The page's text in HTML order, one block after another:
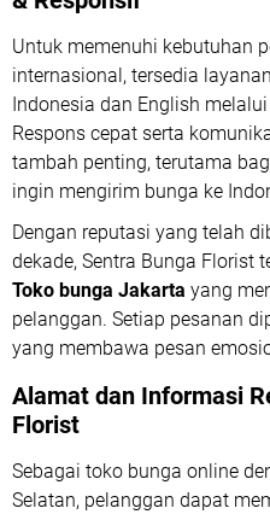
Untuk memenuhi kebutuhan
internasional, tersedia
Indonesia dan English
Respons cepat serta
tambah penting, terutama
ingin mengirim bunga ke
Dengan reputasi yang telah
dekade, Sentra Bunga Florist
Toko bunga Jakarta yang
pelanggan. Setiap pesanan
yang membawa pesan
Alamat dan Informasi
Florist
Sebagai toko bunga online
Selatan, pelanggan dapat